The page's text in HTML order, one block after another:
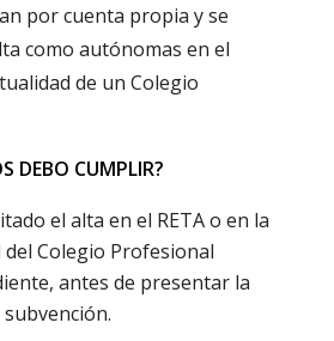
por cuenta propia y se
como autónomas en el
de un Colegio
DEBO CUMPLIR?
el alta en el RETA o en la
Colegio Profesional
antes de presentar la